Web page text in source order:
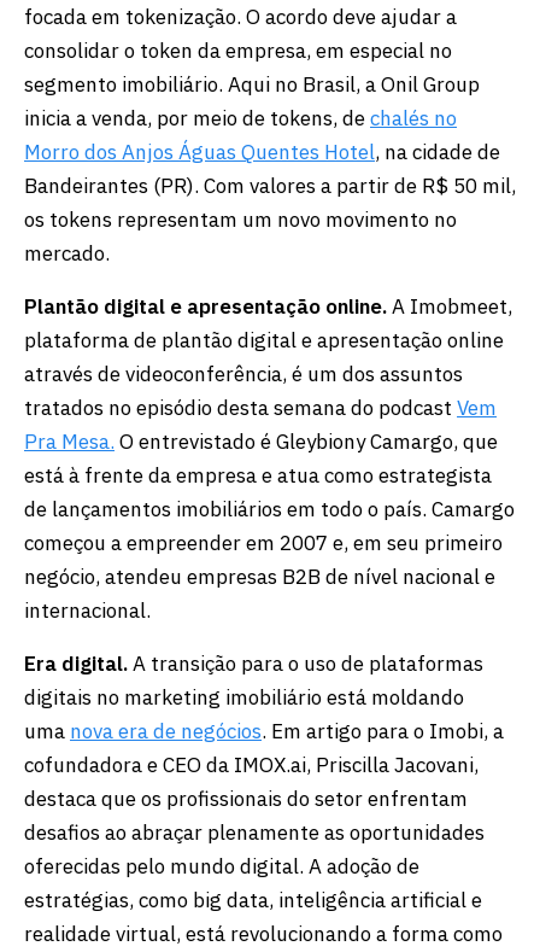
focada em tokenização. O acordo deve ajudar a
consolidar o token da empresa, em especial no
segmento imobiliário. Aqui no Brasil, a Onil Group
inicia a venda, por meio de tokens, dechalés no
Morro dos Anjos Águas Quentes Hotel, na cidade de
Bandeirantes (PR). Com valores a partir de R$ 50 mil,
os tokens representam um novo movimento no
mercado.
Plantão digital e apresentação online.A Imobmeet,
plataforma de plantão digital e apresentação online
através de videoconferência, é um dos assuntos
tratados no episódio desta semana do podcast Vem
Pra Mesa. O entrevistado é Gleybiony Camargo, que
está à frente da empresa e atua como estrategista
de lançamentos imobiliários em todo o país. Camargo
começou a empreender em 2007 e, em seu primeiro
negócio, atendeu empresas B2B de nível nacional e
internacional.
Era digital.A transição para o uso de plataformas
digitais no marketing imobiliário está moldando
uma nova era de negócios. Em artigo para o Imobi, a
cofundadora e CEO da IMOX.ai, Priscilla Jacovani,
destaca que os profissionais do setor enfrentam
desafios ao abraçar plenamente as oportunidades
oferecidas pelo mundo digital. A adoção de
estratégias, como big data, inteligência artificial e
realidade virtual, está revolucionando a forma como